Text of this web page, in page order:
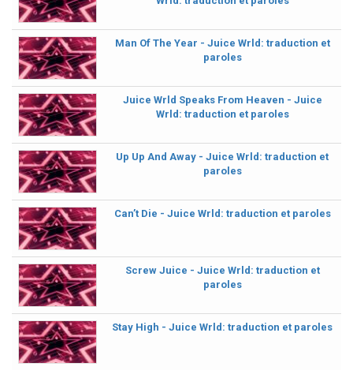
Man Of The Year - Juice Wrld: traduction et
paroles
Juice Wrld Speaks From Heaven - Juice
Wrld: traduction et paroles
Up Up And Away - Juice Wrld: traduction et
paroles
Can’t Die - Juice Wrld: traduction et paroles
Screw Juice - Juice Wrld: traduction et
paroles
Stay High - Juice Wrld: traduction et paroles